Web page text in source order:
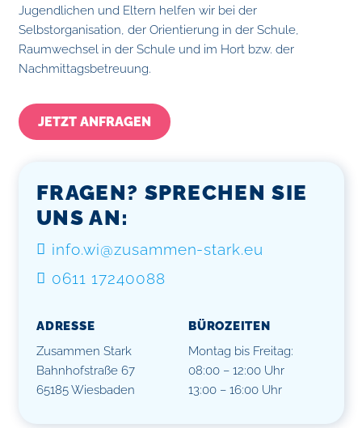
Jugendlichen und Eltern helfen wir bei der
Selbstorganisation, der Orientierung in der Schule,
Raumwechsel in der Schule und im Hort bzw. der
Nachmittagsbetreuung.
JETZT ANFRAGEN
FRAGEN? SPRECHEN SIE
UNS AN:
info.wi@zusammen-stark.eu
0611 17240088
ADRESSE
Zusammen Stark
Bahnhofstraße 67
65185 Wiesbaden
BÜROZEITEN
Montag bis Freitag:
08:00 – 12:00 Uhr
13:00 – 16:00 Uhr